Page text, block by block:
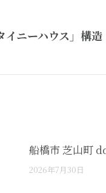
ニーハウス」構造
船橋市 芝山町
2026年7月30日